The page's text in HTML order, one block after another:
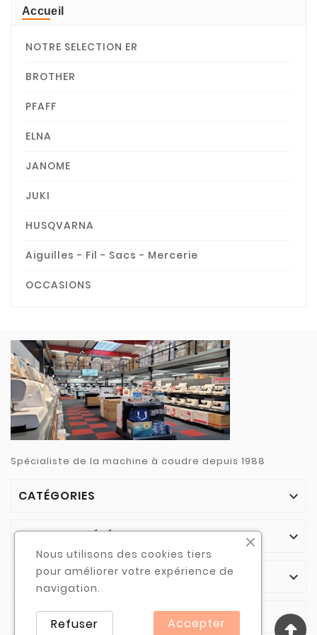
Accueil
NOTRE SELECTION ER
BROTHER
PFAFF
ELNA
JANOME
JUKI
HUSQVARNA
Aiguilles - Fil - Sacs - Mercerie
OCCASIONS
Spécialiste de la machine à coudre depuis 1988
CATÉGORIES 
NOTRE SOCIÉTÉ 
VOTRE COMPTE 
INFORMATIONS 
Nous utilisons des cookies tiers
pour améliorer votre expérience de
navigation.
Accepter
Refuser